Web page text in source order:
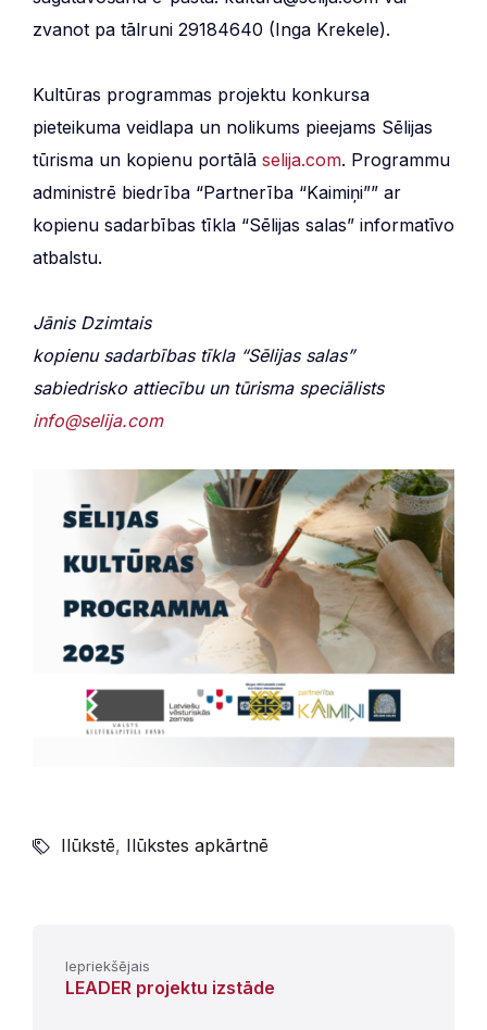
zvanot pa tālruni 29184640 (Inga Krekele).
Kultūras programmas projektu konkursa
pieteikuma veidlapa un nolikums pieejams Sēlijas
tūrisma un kopienu portālā selija.com. Programmu
administrē biedrība “Partnerība “Kaimiņi”” ar
kopienu sadarbības tīkla “Sēlijas salas” informatīvo
atbalstu.
Jānis Dzimtais
kopienu sadarbības tīkla “Sēlijas salas”
sabiedrisko attiecību un tūrisma speciālists
info@selija.com
Ilūkstē, Ilūkstes apkārtnē
Iepriekšējais
LEADER projektu izstāde